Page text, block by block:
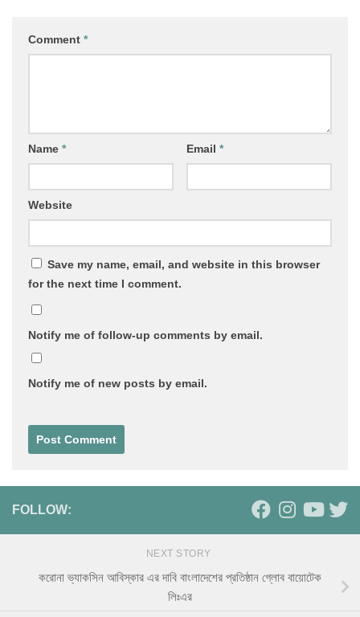
Comment *
Name * Email *
Website
Save my name, email, and website in this browser
for the next time I comment.
Notify me of follow-up comments by email.
Notify me of new posts by email.
FOLLOW:
NEXT STORY
করোনা ভ্যাকসিন আবিস্কার এর দাবি বাংলাদেশের প্রতিষ্ঠান গ্লোব বায়োটেক
লিঃএর